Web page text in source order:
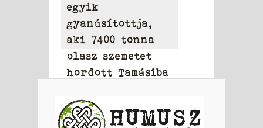
egyik
gyanúsítottja,
aki 7400 tonna
olasz szemetet
hordott Tamásiba